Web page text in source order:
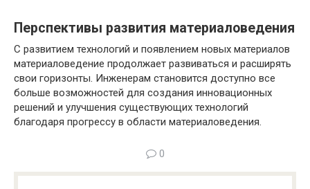
Перспективы развития материаловедения
С развитием технологий и появлением новых материалов
материаловедение продолжает развиваться и расширять
свои горизонты. Инженерам становится доступно все
больше возможностей для создания инновационных
решений и улучшения существующих технологий
благодаря прогрессу в области материаловедения.
0